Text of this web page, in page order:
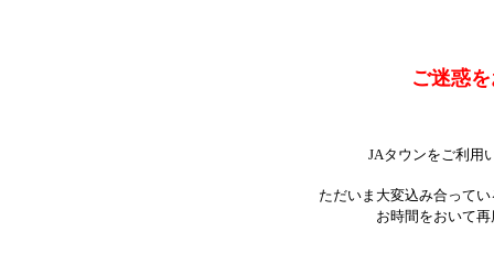
ご迷惑
JAタウンをご利用
ただいま大変込み合って
お時間をおいて